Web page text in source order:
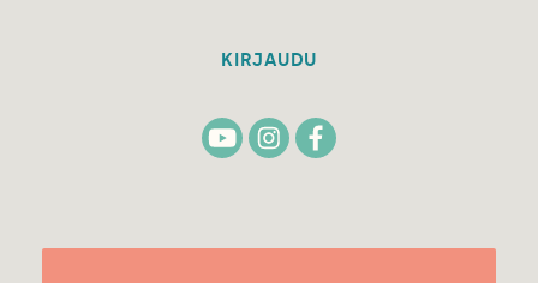
KIRJAUDU